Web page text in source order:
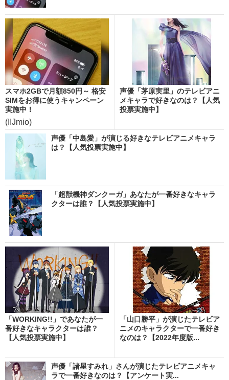
スマホ2GBで月額850円～ 格安
SIMをお得に使うキャンペーン
実施中！
(IIJmio)
声優「茅原実里」のテレビアニ
メキャラで好きなのは？【人気
投票実施中】
声優「中島愛」が演じる好きなテレビアニメキャラ
は？【人気投票実施中】
「超獣機神ダンクーガ」あなたが一番好きなキャラ
クターは誰？【人気投票実施中】
「WORKING!!」であなたが一
番好きなキャラクターは誰？
【人気投票実施中】
「山口勝平」が演じたテレビア
ニメのキャラクターで一番好き
なのは？【2022年度版...
声優「諸星すみれ」さんが演じたテレビアニメキャ
ラで一番好きなのは？【アンケート実...